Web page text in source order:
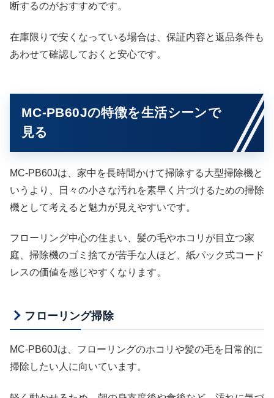
断するのがおすすめです。
在庫限りで安くなっている場合は、保証内容と返品条件も
あわせて確認しておくと安心です。
MC-PB60Jの特徴を生活シーンで
見る
MC-PB60Jは、家中を長時間かけて掃除する大型掃除機と
いうより、日々の小さな汚れを素早く片づけるための掃除
機として考えると魅力が見えやすいです。
フローリング中心の住まい、髪の毛やホコリが目立つ家
庭、掃除機のゴミ捨てが苦手な人ほど、紙パック式コード
レスの価値を感じやすくなります。
フローリング掃除
MC-PB60Jは、フローリングのホコリや髪の毛を日常的に
掃除したい人に向いています。